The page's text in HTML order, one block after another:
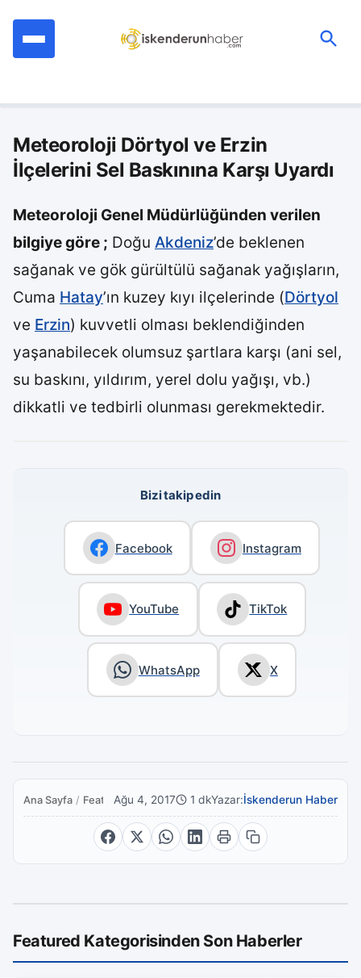
Meteoroloji Dörtyol ve Erzin
İlçelerini Sel Baskınına Karşı Uyardı
Meteoroloji Genel Müdürlüğünden verilen
bilgiye göre ; Doğu Akdeniz’de beklenen
sağanak ve gök gürültülü sağanak yağışların,
Cuma Hatay’ın kuzey kıyı ilçelerinde (Dörtyol
ve Erzin) kuvvetli olması beklendiğinden
yaşanabilecek olumsuz şartlara karşı (ani sel,
su baskını, yıldırım, yerel dolu yağışı, vb.)
dikkatli ve tedbirli olunması gerekmektedir.
Bizi takip edin
Facebook Instagram
YouTube TikTok
WhatsApp X
Ana Sayfa / FeaturedAğu 4, 2017 1 dkYazar:İskenderun Haber
Featured Kategorisinden Son Haberler